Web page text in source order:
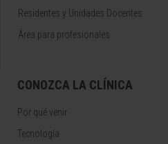
Residentes y Unidades Docentes
Área para profesionales
CONOZCA LA CLÍNICA
Por qué venir
Tecnología